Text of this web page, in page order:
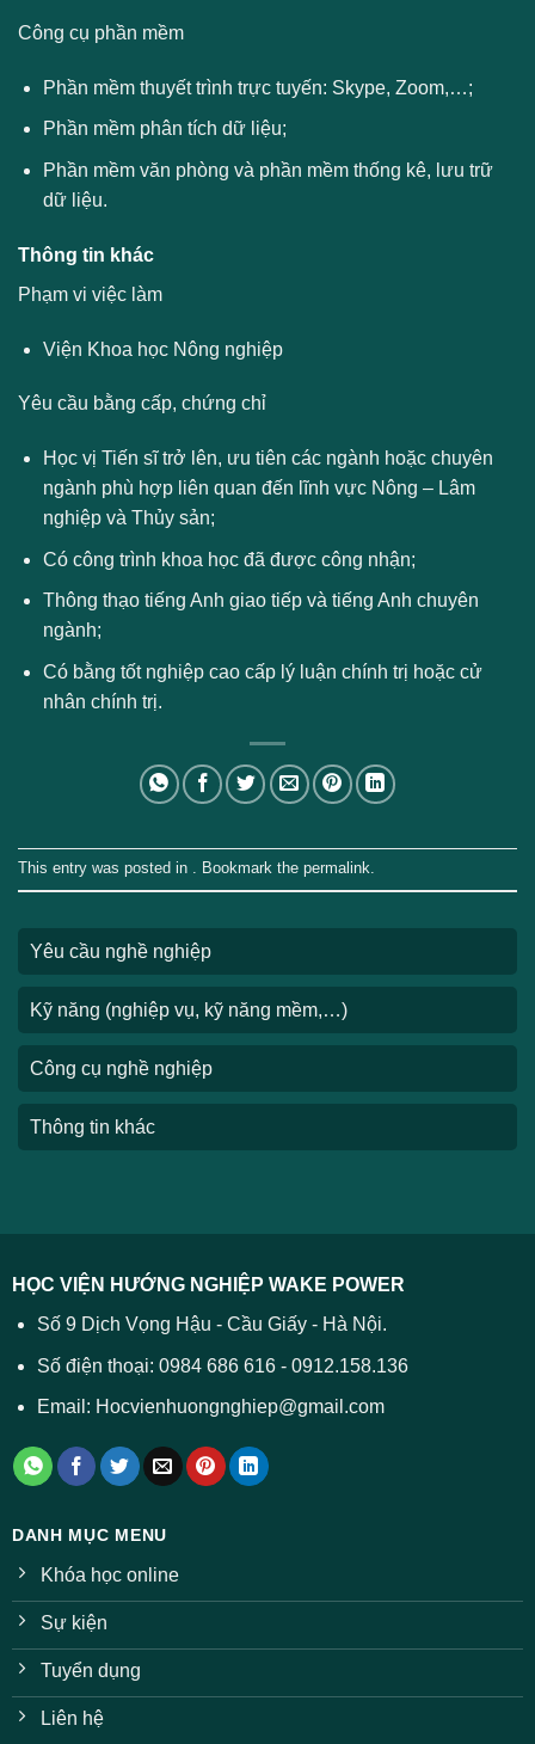
Yêu cầu nghề nghiệp
Kỹ năng (nghiệp vụ, kỹ năng mềm,…)
Công cụ nghề nghiệp
Thông tin khác
Công cụ phần mềm
Phần mềm thuyết trình trực tuyến: Skype, Zoom,…;
Phần mềm phân tích dữ liệu;
Phần mềm văn phòng và phần mềm thống kê, lưu trữ
dữ liệu.
Thông tin khác
Phạm vi việc làm
Viện Khoa học Nông nghiệp
Yêu cầu bằng cấp, chứng chỉ
Học vị Tiến sĩ trở lên, ưu tiên các ngành hoặc chuyên
ngành phù hợp liên quan đến lĩnh vực Nông – Lâm
nghiệp và Thủy sản;
Có công trình khoa học đã được công nhận;
Thông thạo tiếng Anh giao tiếp và tiếng Anh chuyên
ngành;
Có bằng tốt nghiệp cao cấp lý luận chính trị hoặc cử
nhân chính trị.
This entry was posted in . Bookmark the permalink.
HỌC VIỆN HƯỚNG NGHIỆP WAKE POWER
Số 9 Dịch Vọng Hậu - Cầu Giấy - Hà Nội.
Số điện thoại: 0984 686 616 - 0912.158.136
Email: Hocvienhuongnghiep@gmail.com
DANH MỤC MENU
Khóa học online
Sự kiện
Tuyển dụng
Liên hệ